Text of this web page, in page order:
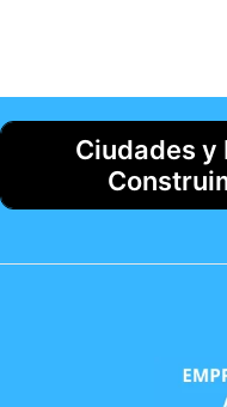
Ciudades y